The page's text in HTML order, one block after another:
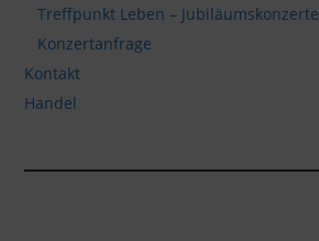
Treffpunkt Leben – Jubiläumskonzerte
Konzertanfrage
Kontakt
Handel